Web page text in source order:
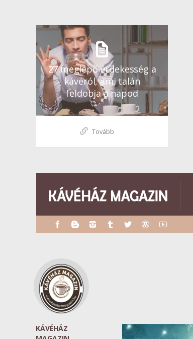
27 meglepő érdekesség a
kávéról, ami talán
feldobja a napod
Tovább
KÁVÉHÁZ